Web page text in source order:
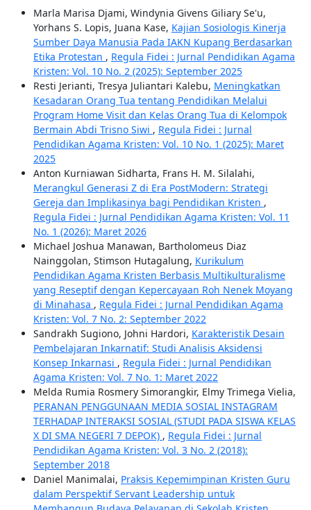
Marla Marisa Djami, Windynia Givens Giliary Se'u,
Yorhans S. Lopis, Juana Kase, Kajian Sosiologis Kinerja
Sumber Daya Manusia Pada IAKN Kupang Berdasarkan
Etika Protestan , Regula Fidei : Jurnal Pendidikan Agama
Kristen: Vol. 10 No. 2 (2025): September 2025
Resti Jerianti, Tresya Juliantari Kalebu, Meningkatkan
Kesadaran Orang Tua tentang Pendidikan Melalui
Program Home Visit dan Kelas Orang Tua di Kelompok
Bermain Abdi Trisno Siwi , Regula Fidei : Jurnal
Pendidikan Agama Kristen: Vol. 10 No. 1 (2025): Maret
2025
Anton Kurniawan Sidharta, Frans H. M. Silalahi,
Merangkul Generasi Z di Era PostModern: Strategi
Gereja dan Implikasinya bagi Pendidikan Kristen ,
Regula Fidei : Jurnal Pendidikan Agama Kristen: Vol. 11
No. 1 (2026): Maret 2026
Michael Joshua Manawan, Bartholomeus Diaz
Nainggolan, Stimson Hutagalung, Kurikulum
Pendidikan Agama Kristen Berbasis Multikulturalisme
yang Reseptif dengan Kepercayaan Roh Nenek Moyang
di Minahasa , Regula Fidei : Jurnal Pendidikan Agama
Kristen: Vol. 7 No. 2: September 2022
Sandrakh Sugiono, Johni Hardori, Karakteristik Desain
Pembelajaran Inkarnatif: Studi Analisis Aksidensi
Konsep Inkarnasi , Regula Fidei : Jurnal Pendidikan
Agama Kristen: Vol. 7 No. 1: Maret 2022
Melda Rumia Rosmery Simorangkir, Elmy Trimega Vielia,
PERANAN PENGGUNAAN MEDIA SOSIAL INSTAGRAM
TERHADAP INTERAKSI SOSIAL (STUDI PADA SISWA KELAS
X DI SMA NEGERI 7 DEPOK) , Regula Fidei : Jurnal
Pendidikan Agama Kristen: Vol. 3 No. 2 (2018):
September 2018
Daniel Manimalai, Praksis Kepemimpinan Kristen Guru
dalam Perspektif Servant Leadership untuk